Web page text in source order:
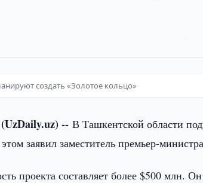
создать «Золотое кольцо»
--В Ташкентской области
заявил заместитель премьер-
проекта составляет более $500 млн.